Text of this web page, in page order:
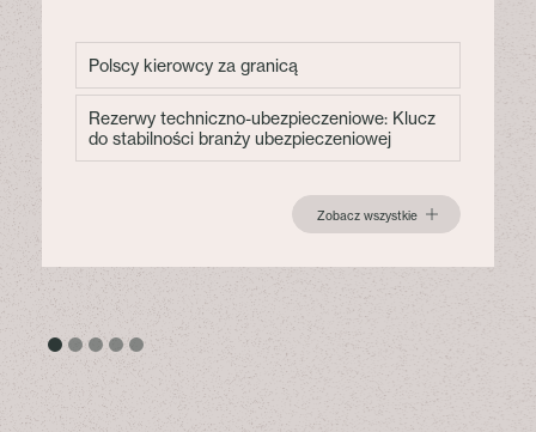
Polscy kierowcy za granicą
Rezerwy techniczno-ubezpieczeniowe: Klucz
do stabilności branży ubezpieczeniowej
Zobacz wszystkie